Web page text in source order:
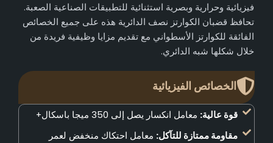
فيزيائية وحرارية وبصرية استثنائية للتطبيقات الصناعية الصعبة.
تحافظ قضبان الكوارتز نصف الدائرية هذه على جميع الخصائص
الفائقة للكوارتز الأسطواني مع تقديم مزايا وظيفية فريدة من
خلال شكلها شبه الدائري.
الخصائص الفيزيائية
قوة عالية:معامل انكسار يصل إلى 350 ميجا باسكال+
مقاومة ممتازة للتآكل:معامل احتكاك منخفض لعمر